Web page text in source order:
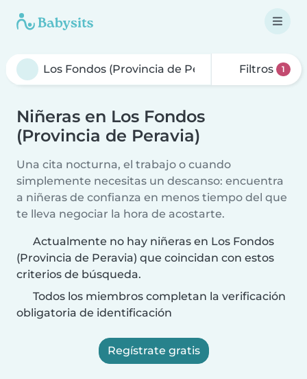
Filtros 1
Niñeras en Los Fondos
(Provincia de Peravia)
Una cita nocturna, el trabajo o cuando
simplemente necesitas un descanso: encuentra
a niñeras de confianza en menos tiempo del que
te lleva negociar la hora de acostarte.
Actualmente no hay niñeras en Los Fondos
(Provincia de Peravia) que coincidan con estos
criterios de búsqueda.
Todos los miembros completan la verificación
obligatoria de identificación
Regístrate gratis